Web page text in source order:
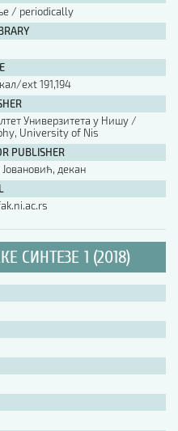
/ periodically
ext 191,194
Универзитета у Нишу /
University of Nis
PUBLISHER
декан
СИНТЕЗЕ 1 (2018)